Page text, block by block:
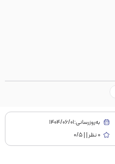
به‌روز‌رسانی:۱۴۰۴/۰۶/۰۱
0 نظر | | 0/5